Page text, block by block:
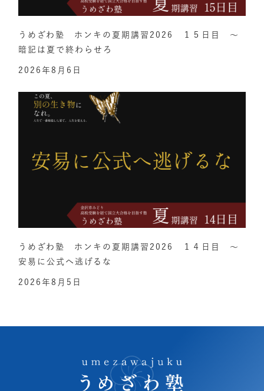
うめざわ塾 ホンキの夏期講習2026 １５日目 ～
暗記は夏で終わらせろ
2026年8月6日
うめざわ塾 ホンキの夏期講習2026 １４日目 ～
安易に公式へ逃げるな
2026年8月5日